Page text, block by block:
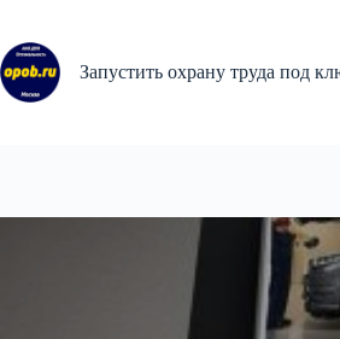
сути
Запустить охрану труда под